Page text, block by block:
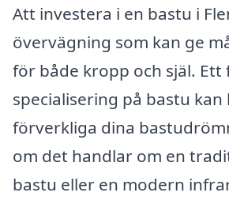
Att investera i en bastu i
övervägning som kan ge
för både kropp och själ. Ett
specialisering på bastu
förverkliga dina
om det handlar om en
bastu eller en modern